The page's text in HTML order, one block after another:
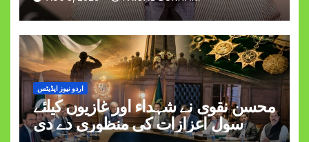
کی شہادت پر اظہارِ افسوس
اردو نیوز اپڈیٹس
محسن نقوی نے شہداء اور غازیوں کیلئے
سول اعزازات کی منظوری دے دی